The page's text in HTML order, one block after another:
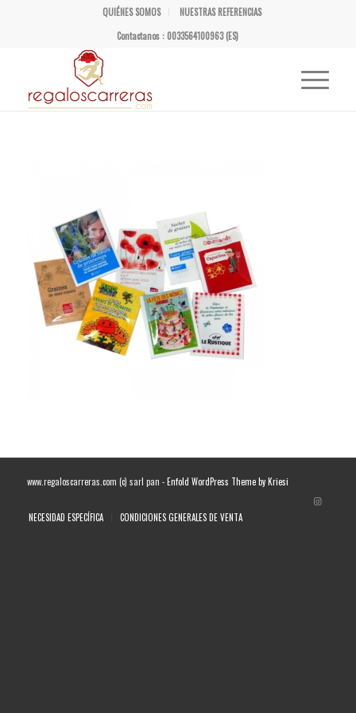
QUIÉNES SOMOS
NUESTRAS REFERENCIAS
Contactanos : 0033564100963 (ES)
www.regaloscarreras.com (c) sarl pan -Enfold WordPress Theme by Kriesi
NECESIDAD ESPECÍFICA CONDICIONES GENERALES DE VENTA